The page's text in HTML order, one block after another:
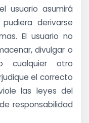
usuario asumirá
derivarse
El usuario no
divulgar o
cualquier otro
el correcto
las leyes del
responsabilidad